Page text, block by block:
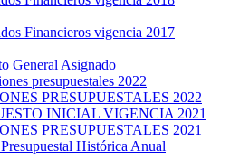
Financieros vigencia 2017
General Asignado
presupuestales 2022
PRESUPUESTALES 2022
INICIAL VIGENCIA 2021
PRESUPUESTALES 2021
Histórica Anual